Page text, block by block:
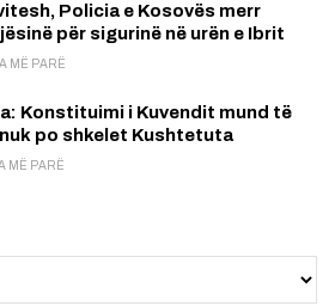
Policia e Kosovës merr
për sigurinë në urën e Ibrit
MË PARË
Konstituimi i Kuvendit mund të
po shkelet Kushtetuta
MË PARË